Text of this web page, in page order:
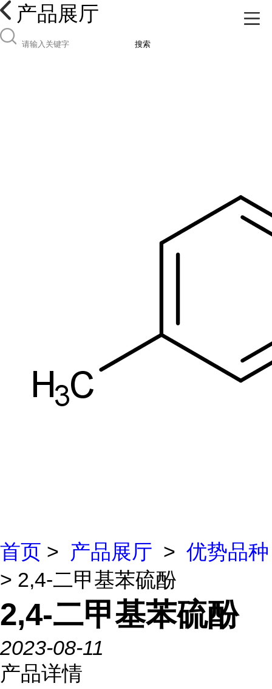
产品展厅
搜索
首页 > 产品展厅 > 优势品种
> 2,4-二甲基苯硫酚
2,4-二甲基苯硫酚
2023-08-11
产品详情